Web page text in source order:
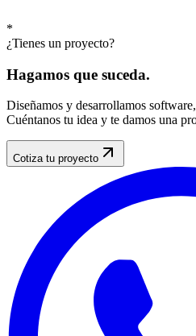
*
¿Tienes un proyecto?
Hagamos que suceda.
Diseñamos y desarrollamos
Cuéntanos tu idea y te damos una
Cotiza tu proyecto